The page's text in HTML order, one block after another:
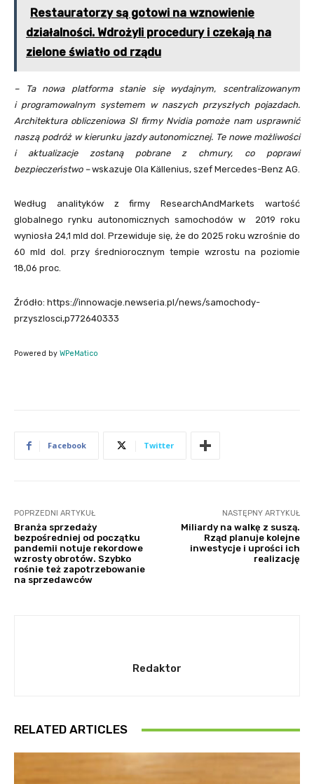
Restauratorzy są gotowi na wznowienie
działalności. Wdrożyli procedury i czekają na
zielone światło od rządu
– Ta nowa platforma stanie się wydajnym, scentralizowanym
i programowalnym systemem w naszych przyszłych pojazdach.
Architektura obliczeniowa SI firmy Nvidia pomoże nam usprawnić
naszą podróż w kierunku jazdy autonomicznej. Te nowe możliwości
i aktualizacje zostaną pobrane z chmury, co poprawi
bezpieczeństwo –wskazuje Ola Källenius, szef Mercedes-Benz AG.
Według analityków z firmy ResearchAndMarkets wartość
globalnego rynku autonomicznych samochodów w 2019 roku
wyniosła 24,1 mld dol. Przewiduje się, że do 2025 roku wzrośnie do
60 mld dol. przy średniorocznym tempie wzrostu na poziomie
18,06 proc.
Źródło: https://innowacje.newseria.pl/news/samochody-
przyszlosci,p772640333
Powered by WPeMatico
Facebook Twitter
POPRZEDNI ARTYKUŁ
Branża sprzedaży
bezpośredniej od początku
pandemii notuje rekordowe
wzrosty obrotów. Szybko
rośnie też zapotrzebowanie
na sprzedawców
NASTĘPNY ARTYKUŁ
Miliardy na walkę z suszą.
Rząd planuje kolejne
inwestycje i uprości ich
realizację
Redaktor
RELATED ARTICLES